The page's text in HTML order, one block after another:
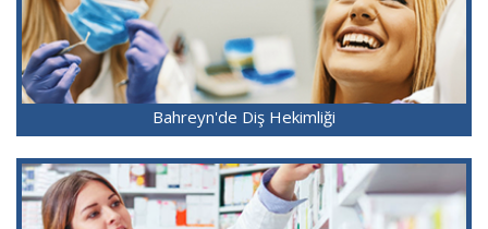
Bahreyn'de Diş Hekimliği